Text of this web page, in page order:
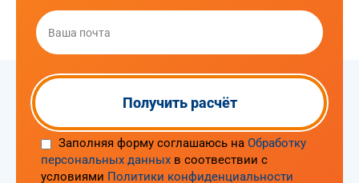
Заполняя форму соглашаюсь на Обработку
персональных данных в соотвествии с
условиями Политики конфиденциальности